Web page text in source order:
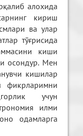
алохида
кириш
ва улар
тўғрисида
киши
осондур. Мен
кишилар
фикрларимни
учун
илми
одамларга